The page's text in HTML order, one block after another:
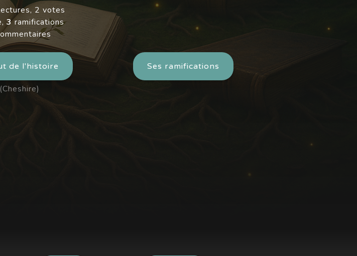
2 votes
3ramifications
de l'histoire
(Cheshire)
Ses ramifications